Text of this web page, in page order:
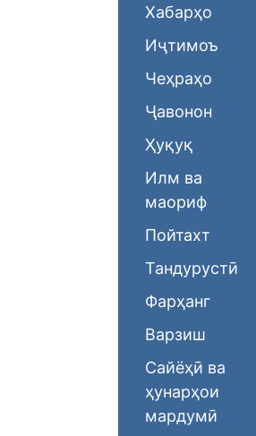
Хабарҳо
Иҷтимоъ
Чеҳраҳо
Ҷавонон
Ҳуқуқ
Илм ва
маориф
Пойтахт
Тандурустӣ
Фарҳанг
Варзиш
Сайёҳӣ ва
ҳунарҳои
мардумӣ
ҷанг нест...»...
оид ба таҳкими сулҳ